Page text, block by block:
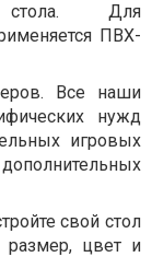
стола. Для
ПВХ-
Все наши
нужд
игровых
свой стол
размер, цвет и